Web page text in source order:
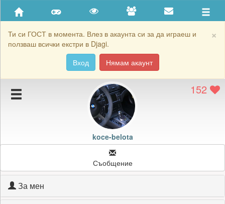
×
Ти си ГОСТ в момента. Влез в акаунта си за да играеш и
ползваш всички екстри в Djagi.
Вход
Нямам акаунт
Приятели
Хронология на игри
Подаръците на koce-belota
Картичките на koce-belota
Блокирай koce-belota
152
koce-belota
Съобщение
За мен